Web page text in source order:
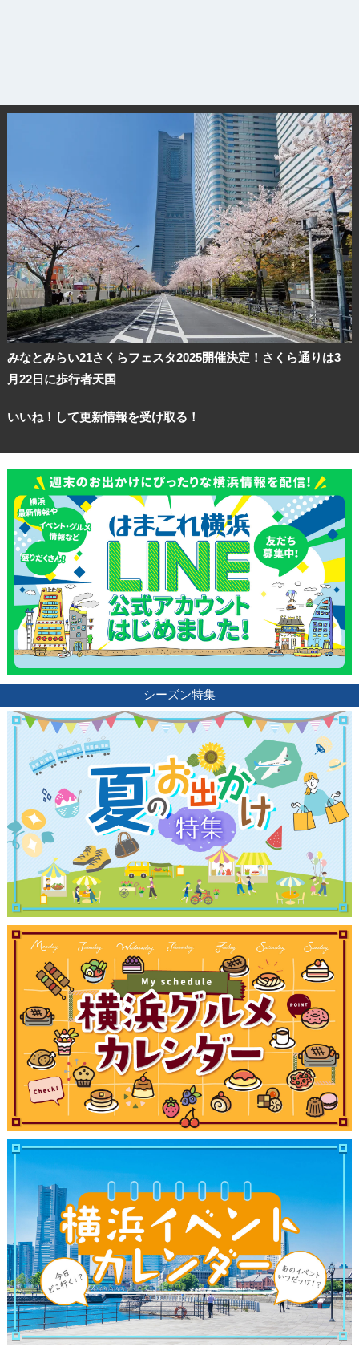
みなとみらい21さくらフェスタ2025開催決定！さくら通りは3
月22日に歩行者天国
いいね！して更新情報を受け取る！
シーズン特集
観光ガイド
ランキング
ブログ記事
サイトについて